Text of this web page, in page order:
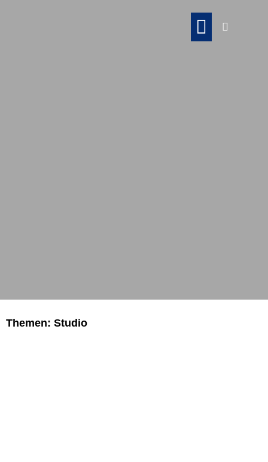
Themen: Studio